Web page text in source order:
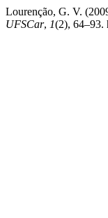
Lourenção, G. V.
UFSCar, 1(2), 64–93.